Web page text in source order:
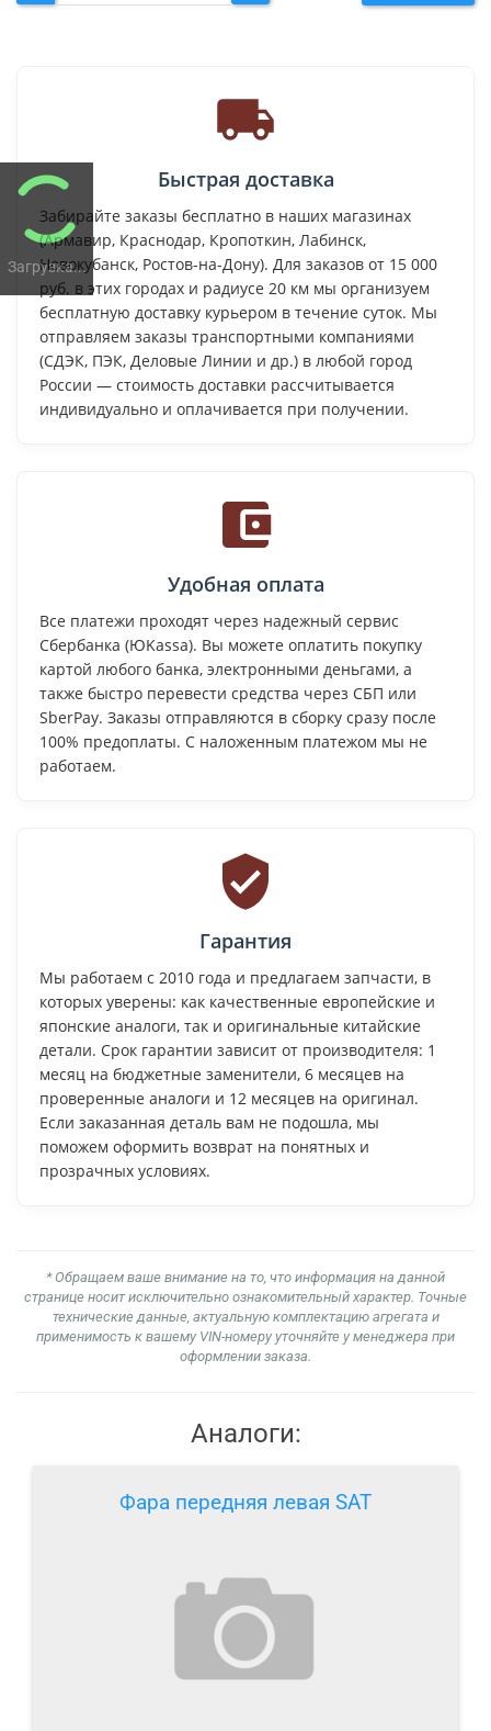
Загрузка...
Быстрая доставка
Забирайте заказы бесплатно в наших магазинах
(Армавир, Краснодар, Кропоткин, Лабинск,
Новокубанск, Ростов-на-Дону). Для заказов от 15 000
руб. в этих городах и радиусе 20 км мы организуем
бесплатную доставку курьером в течение суток. Мы
отправляем заказы транспортными компаниями
(СДЭК, ПЭК, Деловые Линии и др.) в любой город
России — стоимость доставки рассчитывается
индивидуально и оплачивается при получении.
Удобная оплата
Все платежи проходят через надежный сервис
Сбербанка (ЮKassa). Вы можете оплатить покупку
картой любого банка, электронными деньгами, а
также быстро перевести средства через СБП или
SberPay. Заказы отправляются в сборку сразу после
100% предоплаты. С наложенным платежом мы не
работаем.
Гарантия
Мы работаем с 2010 года и предлагаем запчасти, в
которых уверены: как качественные европейские и
японские аналоги, так и оригинальные китайские
детали. Срок гарантии зависит от производителя: 1
месяц на бюджетные заменители, 6 месяцев на
проверенные аналоги и 12 месяцев на оригинал.
Если заказанная деталь вам не подошла, мы
поможем оформить возврат на понятных и
прозрачных условиях.
* Обращаем ваше внимание на то, что информация на данной
странице носит исключительно ознакомительный характер. Точные
технические данные, актуальную комплектацию агрегата и
применимость к вашему VIN-номеру уточняйте у менеджера при
оформлении заказа.
Аналоги:
Фара передняя левая SAT